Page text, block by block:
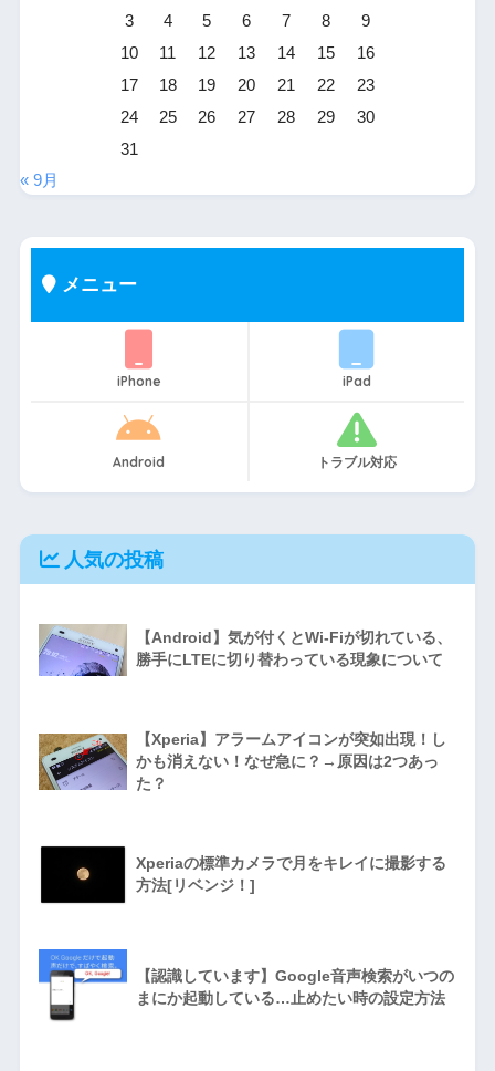
3
4 5 6 7 8
9
10
11 12 13 14 15
16
17
18 19 20 21 22
23
24
25 26 27 28 29
30
31
« 9月
メニュー
iPhone iPad
Android トラブル対応
人気の投稿
【Android】気が付くとWi-Fiが切れている、
勝手にLTEに切り替わっている現象について
【Xperia】アラームアイコンが突如出現！し
かも消えない！なぜ急に？→原因は2つあっ
た？
Xperiaの標準カメラで月をキレイに撮影する
方法[リベンジ！]
【認識しています】Google音声検索がいつの
まにか起動している…止めたい時の設定方法